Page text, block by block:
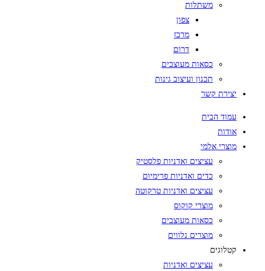
משתלות
צפון
מרכז
דרום
כסאות מעוצבים
תכנון ועיצוב גינות
יצירת קשר
עמוד הבית
אודות
מוצרי אלמי
עציצים ואדניות פלסטיק
כדים ואדניות פרימיום
עציצים ואדניות טרקוטה
מוצרי קוקוס
כסאות מעוצבים
מוצרים נלווים
קטלוגים
עציצים ואדניות